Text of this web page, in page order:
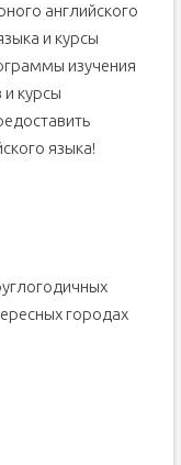
Англии
английского
и курсы
изучения
и курсы
языка!
городах